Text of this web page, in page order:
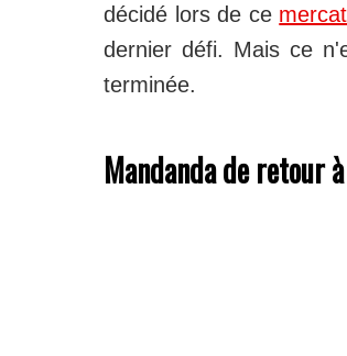
décidé lors de ce
dernier défi. Mais ce
terminée.
Mandanda de retour